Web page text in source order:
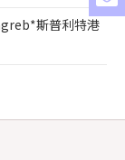
斯普利特港